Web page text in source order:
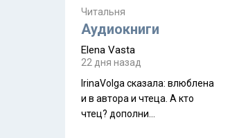
краешек, но все же схватила
ауру штата, как-то он меня
природа, мягкие
такая как бы переходная
ступень между привычной
нам Индией и остальными
Читальня
Аудиокниги
Elena Vasta
22 дня назад
IrinaVolga сказалa: влюблена
и в автора и чтеца. А кто
чтец? дополни